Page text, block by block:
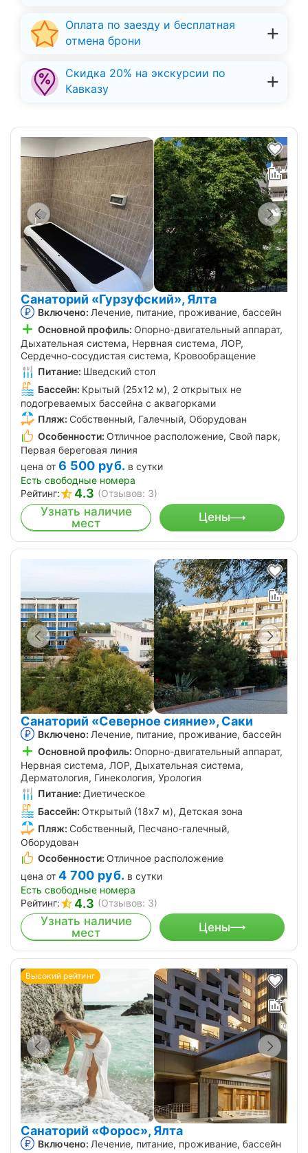
Оплата по заезду и бесплатная
отмена брони
Скидка 20% на экскурсии по
Кавказу
Санаторий «Гурзуфский», Ялта
Включено: Лечение, питание, проживание, бассейн
Основной профиль: Опорно-двигательный аппарат,
Дыхательная система, Нервная система, ЛОР,
Сердечно-сосудистая система, Кровообращение
Питание: Шведский стол
Бассейн: Крытый (25x12 м), 2 открытых не
подогреваемых бассейна с аквагорками
Пляж: Собственный, Галечный, Оборудован
Особенности: Отличное расположение, Свой парк,
Первая береговая линия
цена от 6 500 руб. в сутки
Есть свободные номера
Рейтинг:
4.3 (Отзывов: 3)
Узнать наличие
мест
Цены
Санаторий «Северное сияние», Саки
Включено: Лечение, питание, проживание, бассейн
Основной профиль: Опорно-двигательный аппарат,
Нервная система, ЛОР, Дыхательная система,
Дерматология, Гинекология, Урология
Питание: Диетическое
Бассейн: Открытый (18x7 м), Детская зона
Пляж: Собственный, Песчано-галечный,
Оборудован
Особенности: Отличное расположение
цена от 4 700 руб. в сутки
Есть свободные номера
Рейтинг:
4.3 (Отзывов: 3)
Узнать наличие
мест
Цены
Высокий рейтинг
Санаторий «Форос», Ялта
Включено: Лечение, питание, проживание, бассейн